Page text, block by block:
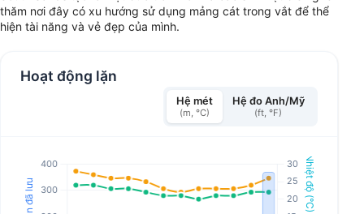
thăm nơi đây có xu hướng sử dụng mảng cát trong vắt để thể
hiện tài năng và vẻ đẹp của mình.
Hoạt động lặn
Hệ mét
(m, °C)
Hệ đo Anh/Mỹ
(ft, °F)